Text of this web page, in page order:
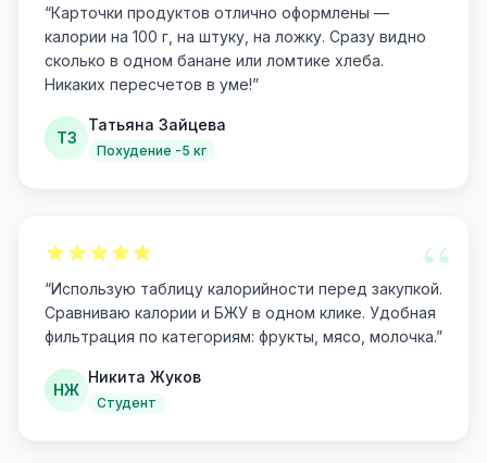
“Карточки продуктов отлично оформлены —
калории на 100 г, на штуку, на ложку. Сразу видно
сколько в одном банане или ломтике хлеба.
Никаких пересчетов в уме!”
ТЗ
Татьяна Зайцева
Похудение -5 кг
“
“Использую таблицу калорийности перед закупкой.
Сравниваю калории и БЖУ в одном клике. Удобная
фильтрация по категориям: фрукты, мясо, молочка.”
НЖ
Никита Жуков
Студент